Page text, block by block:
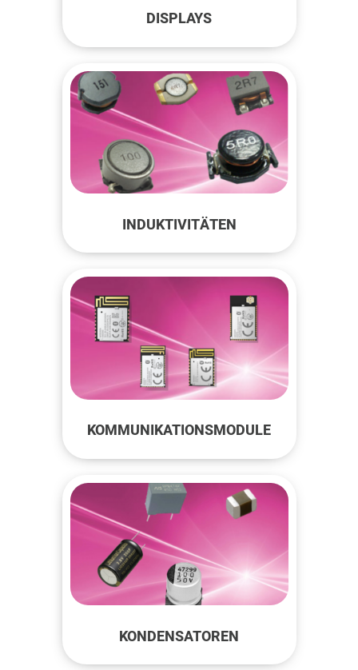
DISPLAYS
INDUKTIVITÄTEN
KOMMUNIKATIONSMODULE
KONDENSATOREN